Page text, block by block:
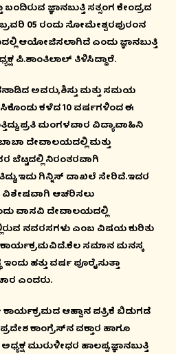
ಜ್ಞಾನಬುತ್ತಿ ಸತ್ಸಂಗ ಕೇಂದ್ರದ
05 ರಂದು ಸೋಮೇಶ್ವರಪುರಂನ
ಆಯೋಜಿಸಲಾಗಿದೆ ಎಂದು ಜ್ಞಾನಬುತ್ತಿ
ಪಿ.ಶಾಂತಿಲಾಲ್ ತಿಳಿಸಿದ್ದಾರೆ.
ಅವರು,ಶಿಸ್ತು ಮತ್ತು ಸಮಯ
ಕಳೆದ 10 ವರ್ಷಗಳಿಂದ ಈ
ಮಂಗಳವಾರ ವಿದ್ಯಾವಾಹಿನಿ
ದೇವಾಲಯದಲ್ಲಿ ಮತ್ತು
ಬೆಟ್ಟದಲ್ಲಿ ನಿರಂತರವಾಗಿ
ಗಿನ್ನಿಸ್ ದಾಖಲೆ ಸೇರಿದೆ.ಇದರ
ವಿಶೇಷವಾಗಿ ಆಚರಿಸಲು
ವಾಸವಿ ದೇವಾಲಯದಲ್ಲಿ
ನವರಸಗಳು ಎಂಬ ವಿಷಯ ಕುರಿತು
ಕಾರ್ಯಕ್ರಮವಿದೆ.ಕೆಲ ಸಮಾನ ಮನಸ್ಕ
ಹತ್ತು ವರ್ಷ ಪೂರೈಸುತ್ತಾ
ಎಂದರು.
ಕಾರ್ಯಕ್ರಮದ ಆಹ್ವಾನ ಪತ್ರಿಕೆ ಬಿಡುಗಡೆ
ಕಾಂಗ್ರೆಸ್‍ನ ವಕ್ತಾರ ಹಾಗೂ
ಮುರುಳೀಧರ ಹಾಲಪ್ಪ,ಜ್ಞಾನಬುತ್ತಿ